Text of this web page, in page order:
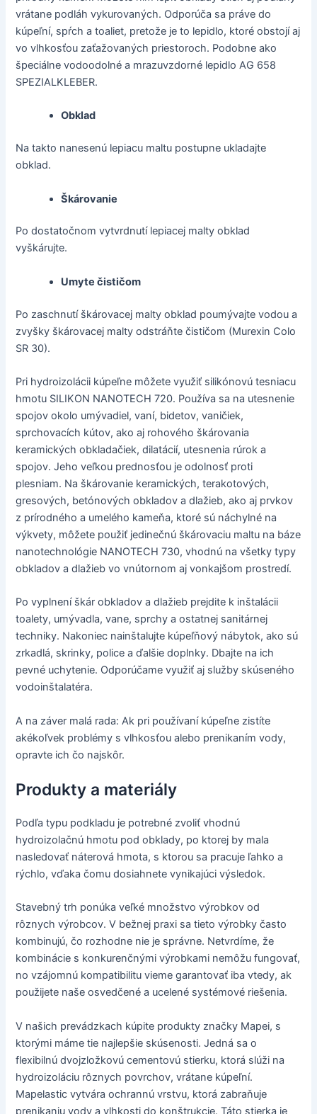
vrátane podláh vykurovaných. Odporúča sa práve do
kúpeľní, spŕch a toaliet, pretože je to lepidlo, ktoré obstojí aj
vo vlhkosťou zaťažovaných priestoroch. Podobne ako
špeciálne vodoodolné a mrazuvzdorné lepidlo AG 658
SPEZIALKLEBER.
Obklad
Na takto nanesenú lepiacu maltu postupne ukladajte
obklad.
Škárovanie
Po dostatočnom vytvrdnutí lepiacej malty obklad
vyškárujte.
Umyte čističom
Po zaschnutí škárovacej malty obklad poumývajte vodou a
zvyšky škárovacej malty odstráňte čističom (Murexin Colo
SR 30).
Pri hydroizolácii kúpeľne môžete využiť silikónovú tesniacu
hmotu SILIKON NANOTECH 720. Používa sa na utesnenie
spojov okolo umývadiel, vaní, bidetov, vaničiek,
sprchovacích kútov, ako aj rohového škárovania
keramických obkladačiek, dilatácií, utesnenia rúrok a
spojov. Jeho veľkou prednosťou je odolnosť proti
plesniam. Na škárovanie keramických, terakotových,
gresových, betónových obkladov a dlažieb, ako aj prvkov
z prírodného a umelého kameňa, ktoré sú náchylné na
výkvety, môžete použiť jedinečnú škárovaciu maltu na báze
nanotechnológie NANOTECH 730, vhodnú na všetky typy
obkladov a dlažieb vo vnútornom aj vonkajšom prostredí.
Po vyplnení škár obkladov a dlažieb prejdite k inštalácii
toalety, umývadla, vane, sprchy a ostatnej sanitárnej
techniky. Nakoniec nainštalujte kúpeľňový nábytok, ako sú
zrkadlá, skrinky, police a ďalšie doplnky. Dbajte na ich
pevné uchytenie. Odporúčame využiť aj služby skúseného
vodoinštalatéra.
A na záver malá rada: Ak pri používaní kúpeľne zistíte
akékoľvek problémy s vlhkosťou alebo prenikaním vody,
opravte ich čo najskôr.
Produkty a materiály
Podľa typu podkladu je potrebné zvoliť vhodnú
hydroizolačnú hmotu pod obklady, po ktorej by mala
nasledovať náterová hmota, s ktorou sa pracuje ľahko a
rýchlo, vďaka čomu dosiahnete vynikajúci výsledok.
Stavebný trh ponúka veľké množstvo výrobkov od
rôznych výrobcov. V bežnej praxi sa tieto výrobky často
kombinujú, čo rozhodne nie je správne. Netvrdíme, že
kombinácie s konkurenčnými výrobkami nemôžu fungovať,
no vzájomnú kompatibilitu vieme garantovať iba vtedy, ak
použijete naše osvedčené a ucelené systémové riešenia.
V našich prevádzkach kúpite produkty značky Mapei, s
ktorými máme tie najlepšie skúsenosti. Jedná sa o
flexibilnú dvojzložkovú cementovú stierku, ktorá slúži na
hydroizoláciu rôznych povrchov, vrátane kúpeľní.
Mapelastic vytvára ochrannú vrstvu, ktorá zabraňuje
prenikaniu vody a vlhkosti do konštrukcie. Táto stierka je